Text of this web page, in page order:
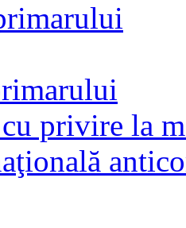
privire la